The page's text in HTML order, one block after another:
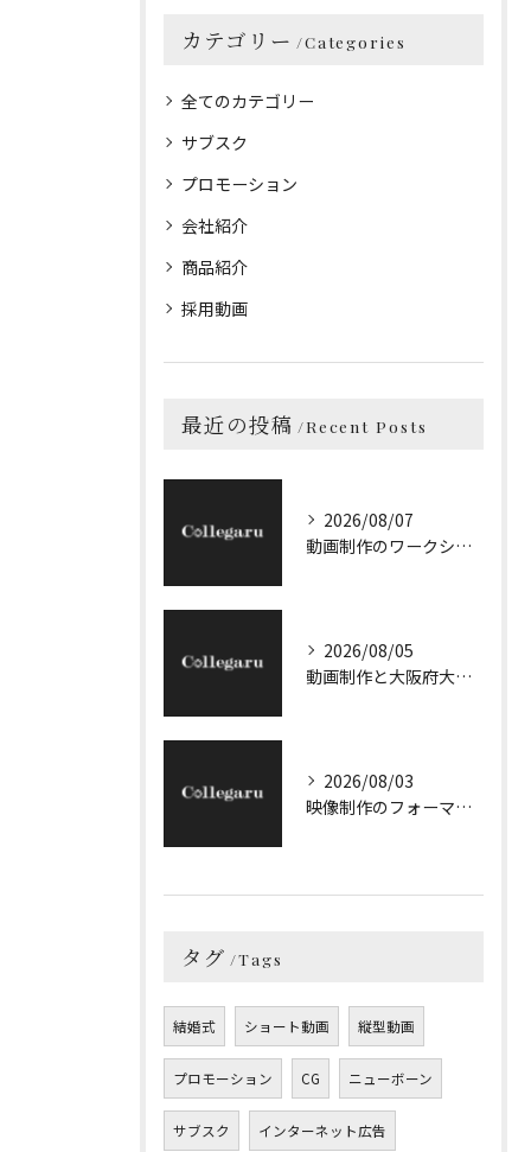
カテゴリー Categories
全てのカテゴリー
サブスク
プロモーション
会社紹介
商品紹介
採用動画
最近の投稿 Recent Posts
2026/08/07
動画制作のワークショップで大阪府大阪市で実践力を身につける方法
2026/08/05
動画制作と大阪府大阪市のプロモーションで企業の魅力を引き出す最適な戦略解説
2026/08/03
映像制作のフォーマット選びと大阪府大阪市大阪市福島区で効率良く依頼先を見極める実践ガイド
タグ Tags
結婚式 ショート動画 縦型動画
プロモーション CG ニューボーン
サブスク インターネット広告